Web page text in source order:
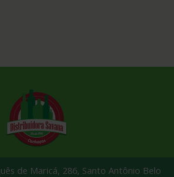
de Maricá, 286, Santo Antônio Belo